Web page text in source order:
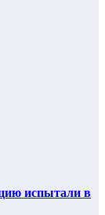
испытали в